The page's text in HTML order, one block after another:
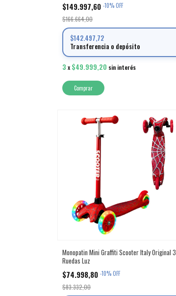
$149.997,60 -10%OFF
$166.664,00
$142.497,72
Transferencia o depósito
3 x $49.999,20 sin interés
Comprar
Monopatin Mini Graffiti Scooter Italy Original 3
Ruedas Luz
$74.998,80 -10%OFF
$83.332,00